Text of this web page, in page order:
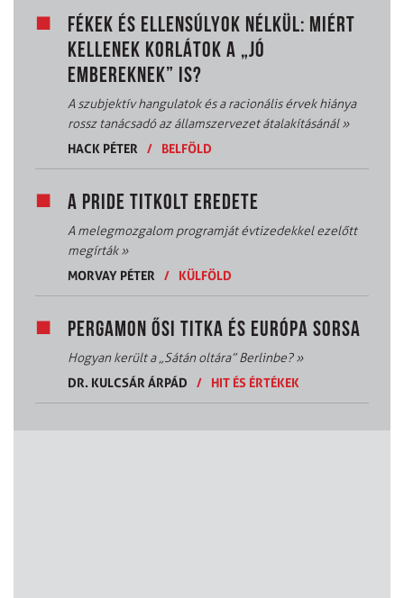
FÉKEK ÉS ELLENSÚLYOK NÉLKÜL: MIÉRT
KELLENEK KORLÁTOK A „JÓ
EMBEREKNEK” IS?
A szubjektív hangulatok és a racionális érvek hiánya
rossz tanácsadó az államszervezet átalakításánál»
HACK PÉTER
/ BELFÖLD
A PRIDE TITKOLT EREDETE
A melegmozgalom programját évtizedekkel ezelőtt
megírták»
MORVAY PÉTER
/ KÜLFÖLD
PERGAMON ŐSI TITKA ÉS EURÓPA SORSA
Hogyan került a „Sátán oltára” Berlinbe?»
DR. KULCSÁR ÁRPÁD
/ HIT ÉS ÉRTÉKEK